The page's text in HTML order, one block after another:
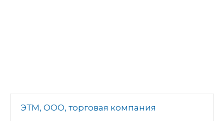
ЭТМ, ООО, торговая компания